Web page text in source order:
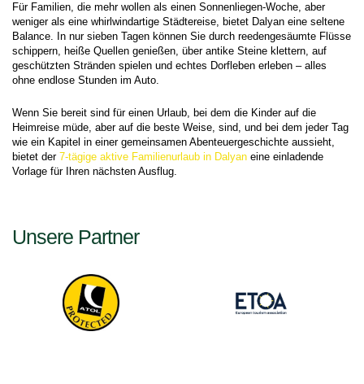
Für Familien, die mehr wollen als einen Sonnenliegen-Woche, aber
weniger als eine whirlwindartige Städtereise, bietet Dalyan eine seltene
Balance. In nur sieben Tagen können Sie durch reedengesäumte Flüsse
schippern, heiße Quellen genießen, über antike Steine klettern, auf
geschützten Stränden spielen und echtes Dorfleben erleben – alles
ohne endlose Stunden im Auto.
Wenn Sie bereit sind für einen Urlaub, bei dem die Kinder auf die
Heimreise müde, aber auf die beste Weise, sind, und bei dem jeder Tag
wie ein Kapitel in einer gemeinsamen Abenteuergeschichte aussieht,
bietet der 7-tägige aktive Familienurlaub in Dalyan eine einladende
Vorlage für Ihren nächsten Ausflug.
Unsere Partner